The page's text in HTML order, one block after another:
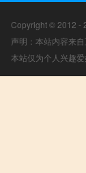
Copyright © 2012 -
声明：本站内容来
本站仅为个人兴趣